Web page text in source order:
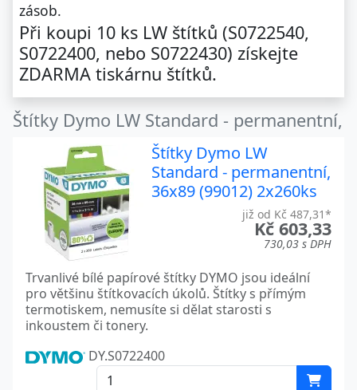
zásob.
Při koupi 10 ks LW štítků (S0722540,
S0722400, nebo S0722430) získejte
ZDARMA tiskárnu štítků.
Štítky Dymo LW Standard - permanentní,
Štítky Dymo LW
Standard - permanentní,
36x89 (99012) 2x260ks
již od Kč 487,31*
Kč 603,33
730,03 s DPH
Trvanlivé bílé papírové štítky DYMO jsou ideální
pro většinu štítkovacích úkolů. Štítky s přímým
termotiskem, nemusíte si dělat starosti s
inkoustem či tonery.
DY.S0722400